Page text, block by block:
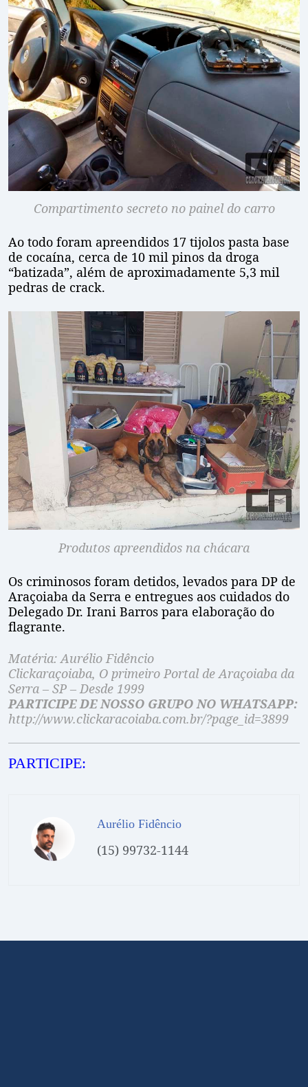
Compartimento secreto no painel do carro
Ao todo foram apreendidos 17 tijolos pasta base
de cocaína, cerca de 10 mil pinos da droga
“batizada”, além de aproximadamente 5,3 mil
pedras de crack.
Produtos apreendidos na chácara
Os criminosos foram detidos, levados para DP de
Araçoiaba da Serra e entregues aos cuidados do
Delegado Dr. Irani Barros para elaboração do
flagrante.
Matéria: Aurélio Fidêncio
Clickaraçoiaba, O primeiro Portal de Araçoiaba da
Serra – SP – Desde 1999
PARTICIPE DE NOSSO GRUPO NO WHATSAPP:
http://www.clickaracoiaba.com.br/?page_id=3899
PARTICIPE:
Aurélio Fidêncio
(15) 99732-1144